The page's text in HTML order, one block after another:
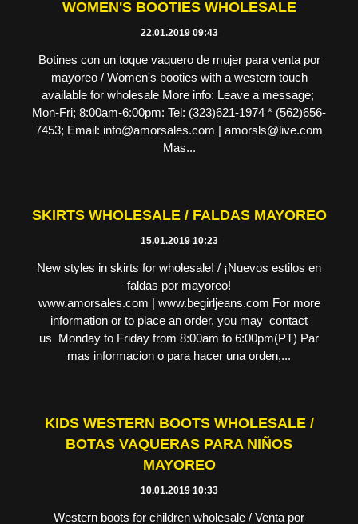
WOMEN'S BOOTIES WHOLESALE
22.01.2019 09:43
Botines con un toque vaquero de mujer para venta por
mayoreo / Women's booties with a western touch
available for wholesale More info: Leave a message;
Mon-Fri; 8:00am-6:00pm: Tel: (323)621-1974 * (562)656-
7453; Email: info@amorsales.com | amorsls@live.com
Mas...
SKIRTS WHOLESALE / FALDAS MAYOREO
15.01.2019 10:23
New styles in skirts for wholesale! / ¡Nuevos estilos en
faldas por mayoreo!
www.amorsales.com | www.begirljeans.com For more
information or to place an order, you may contact
us Monday to Friday from 8:00am to 6:00pm(PT) Par
mas informacion o para hacer una orden,...
KIDS WESTERN BOOTS WHOLESALE /
BOTAS VAQUERAS PARA NIÑOS
MAYOREO
10.01.2019 10:33
Western boots for children wholesale / Venta por